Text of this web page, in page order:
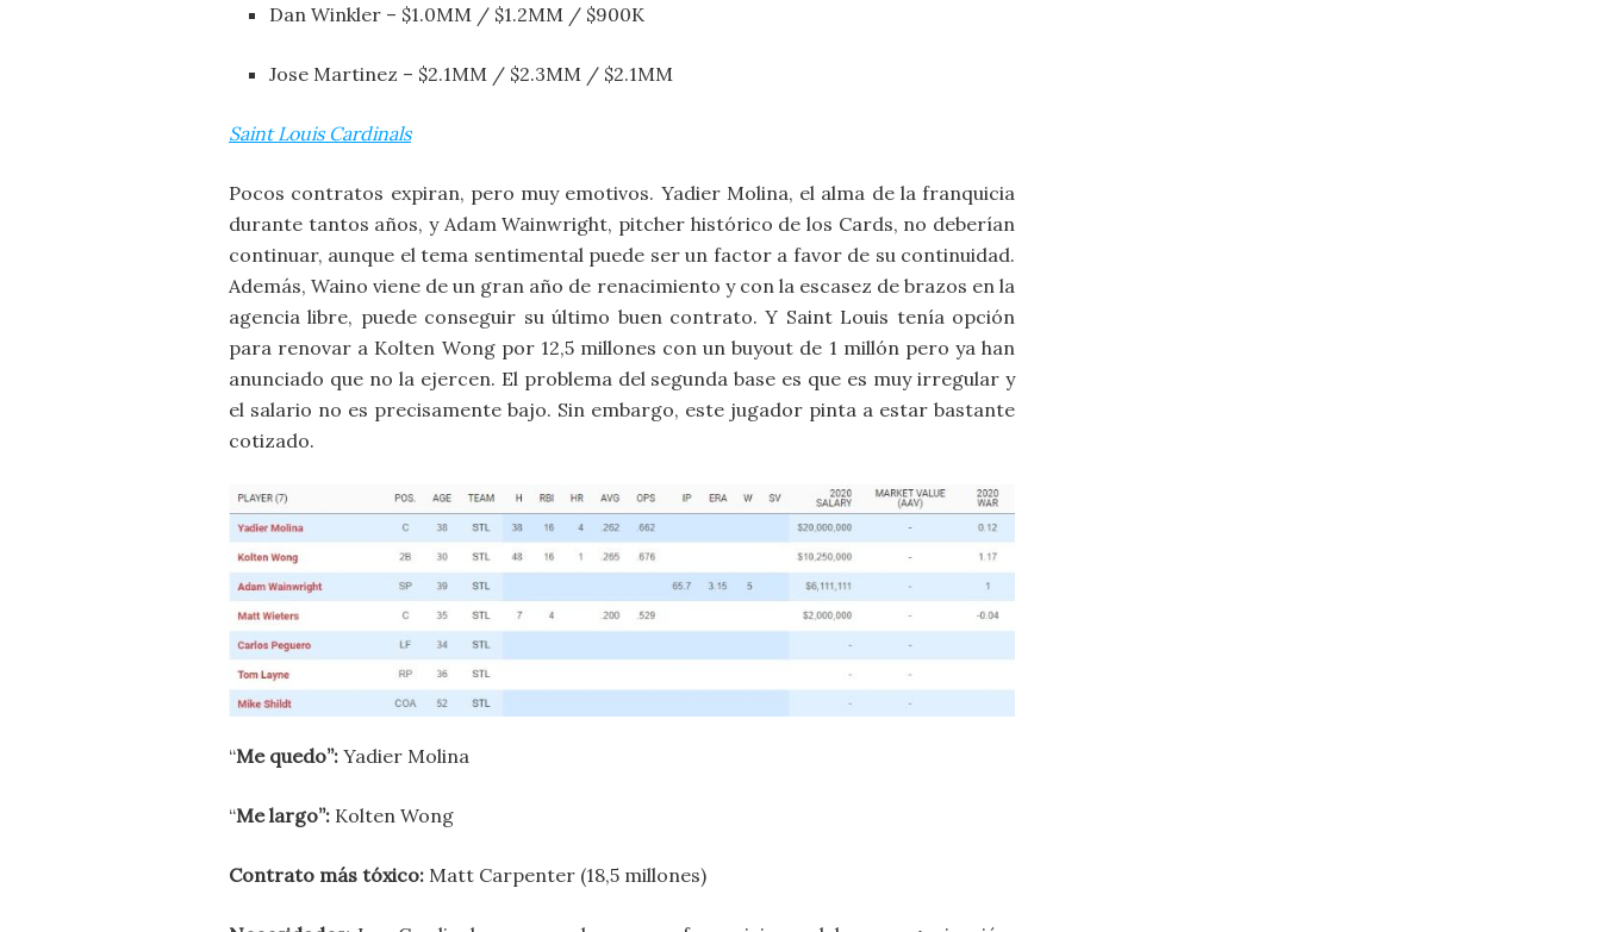
Dan Winkler – $1.0MM / $1.2MM / $900K
Jose Martinez – $2.1MM / $2.3MM / $2.1MM
Saint Louis Cardinals
Pocos contratos expiran, pero muy emotivos. Yadier Molina, el alma de la franquicia
durante tantos años, y Adam Wainwright, pitcher histórico de los Cards, no deberían
continuar, aunque el tema sentimental puede ser un factor a favor de su continuidad.
Además, Waino viene de un gran año de renacimiento y con la escasez de brazos en la
agencia libre, puede conseguir su último buen contrato. Y Saint Louis tenía opción
para renovar a Kolten Wong por 12,5 millones con un buyout de 1 millón pero ya han
anunciado que no la ejercen. El problema del segunda base es que es muy irregular y
el salario no es precisamente bajo. Sin embargo, este jugador pinta a estar bastante
cotizado.
“Me quedo”: Yadier Molina
“Me largo”: Kolten Wong
Contrato más tóxico: Matt Carpenter (18,5 millones)